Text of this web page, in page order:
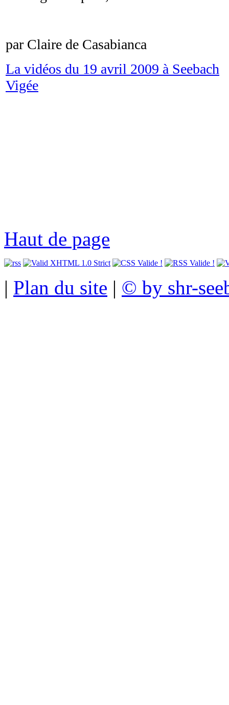
par Claire de Casabianca
La vidéos du 19 avril 2009 à Seebach
Vigée
Haut de page
| Plan du site | © by shr-